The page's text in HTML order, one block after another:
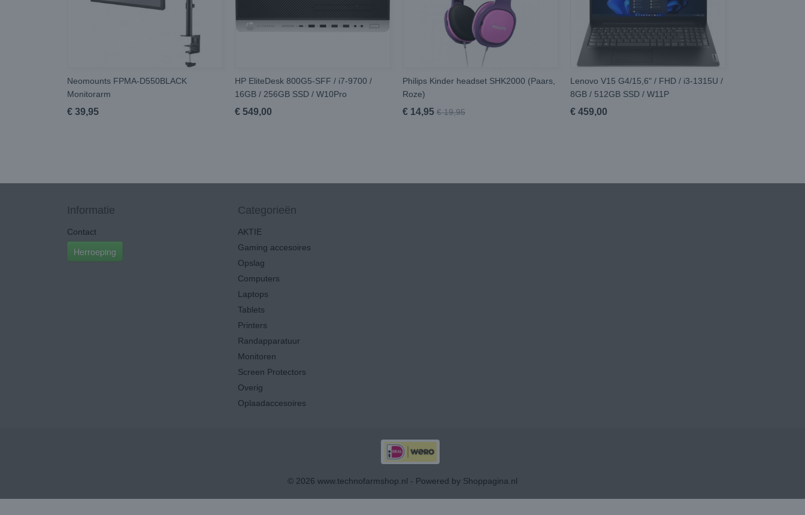
Neomounts FPMA-D550BLACK
Monitorarm
€ 39,95
HP EliteDesk 800G5-SFF / i7-9700 /
16GB / 256GB SSD / W10Pro
€ 549,00
Philips Kinder headset SHK2000 (Paars,
Roze)
€ 14,95 € 19,95
Lenovo V15 G4/15,6" / FHD / i3-1315U /
8GB / 512GB SSD / W11P
€ 459,00
Informatie
Contact
Herroeping
Categorieën
AKTIE
Gaming accesoires
Opslag
Computers
Laptops
Tablets
Printers
Randapparatuur
Monitoren
Screen Protectors
Overig
Oplaadaccesoires
© 2026 www.technofarmshop.nl - Powered by Shoppagina.nl